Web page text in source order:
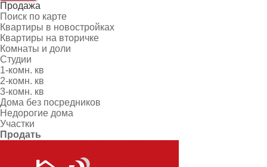
Продажа
Поиск по карте
Квартиры в новостройках
Квартиры на вторичке
Комнаты и доли
Студии
1-комн. кв
2-комн. кв
3-комн. кв
Дома без посредников
Недорогие дома
Участки
Продать